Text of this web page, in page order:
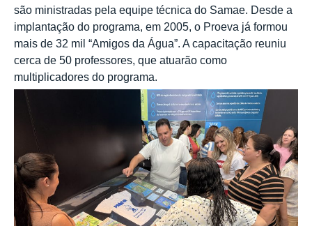
são ministradas pela equipe técnica do Samae. Desde a
implantação do programa, em 2005, o Proeva já formou
mais de 32 mil “Amigos da Água”. A capacitação reuniu
cerca de 50 professores, que atuarão como
multiplicadores do programa.